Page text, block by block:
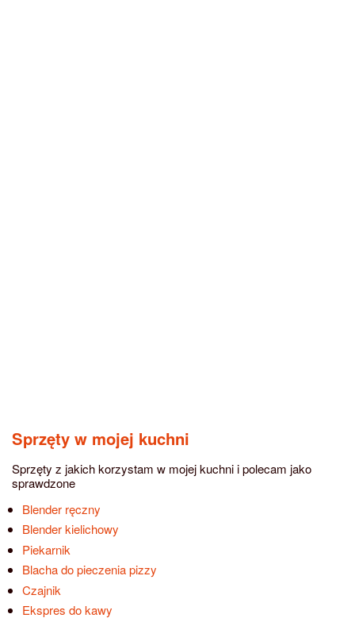
Sprzęty w mojej kuchni
Sprzęty z jakich korzystam w mojej kuchni i polecam jako
sprawdzone
Blender ręczny
Blender kielichowy
Piekarnik
Blacha do pieczenia pizzy
Czajnik
Ekspres do kawy